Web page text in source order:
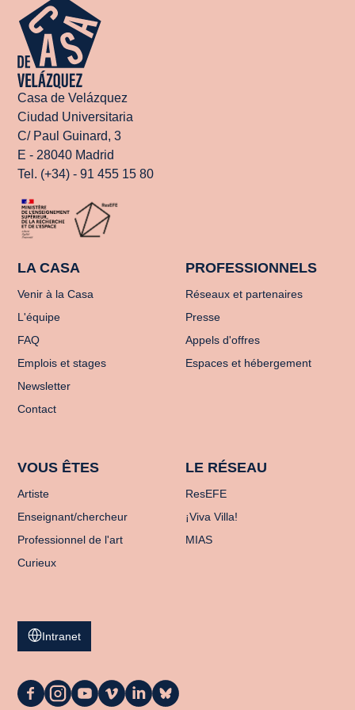
Casa de Velázquez
Ciudad Universitaria
C/ Paul Guinard, 3
E - 28040 Madrid
Tel. (+34) - 91 455 15 80
LA CASA
Venir à la Casa
L'équipe
FAQ
Emplois et stages
Newsletter
Contact
PROFESSIONNELS
Réseaux et partenaires
Presse
Appels d'offres
Espaces et hébergement
VOUS ÊTES
Artiste
Enseignant/chercheur
Professionnel de l'art
Curieux
LE RÉSEAU
ResEFE
¡Viva Villa!
MIAS
Intranet
La
La
La
La
La
La